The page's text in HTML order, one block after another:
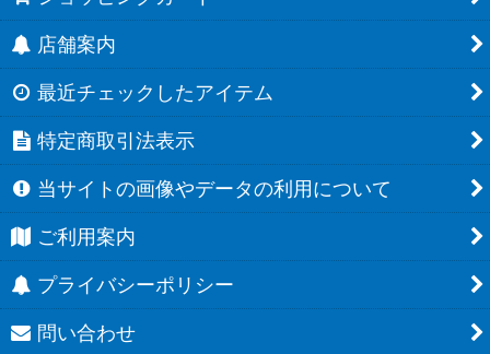
店舗案内
最近チェックしたアイテム
特定商取引法表示
当サイトの画像やデータの利用について
ご利用案内
プライバシーポリシー
問い合わせ